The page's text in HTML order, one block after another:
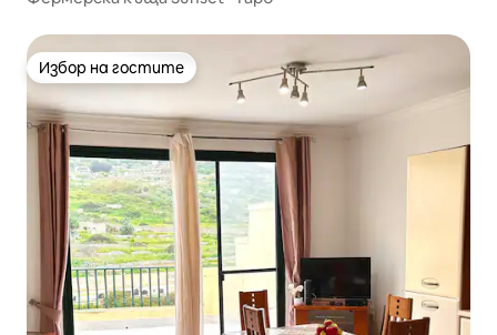
Избор на гостите
Избор на гостите